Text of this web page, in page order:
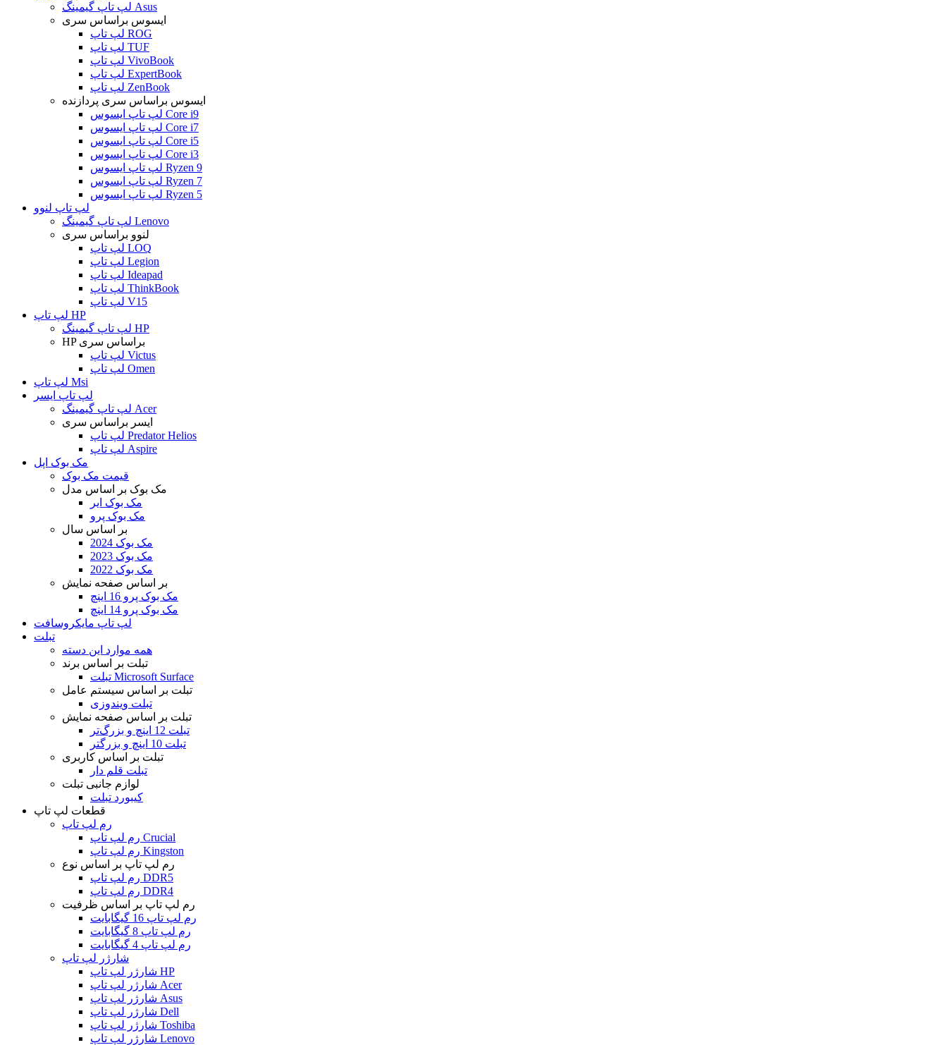
لپ تاپ گیمینگ Asus
ایسوس براساس سری
لپ تاپ ROG
لپ تاپ TUF
لپ تاپ VivoBook
لپ تاپ ExpertBook
لپ تاپ ZenBook
ایسوس براساس سری پردازنده
لپ تاپ ایسوس Core i9
لپ تاپ ایسوس Core i7
لپ تاپ ایسوس Core i5
لپ تاپ ایسوس Core i3
لپ تاپ ایسوس Ryzen 9
لپ تاپ ایسوس Ryzen 7
لپ تاپ ایسوس Ryzen 5
لپ تاپ لنوو
لپ تاپ گیمینگ Lenovo
لنوو براساس سری
لپ تاپ LOQ
لپ تاپ Legion
لپ تاپ Ideapad
لپ تاپ ThinkBook
لپ تاپ V15
لپ تاپ HP
لپ تاپ گیمینگ HP
HP براساس سری
لپ تاپ Victus
لپ تاپ Omen
لپ تاپ Msi
لپ تاپ ایسر
لپ تاپ گیمینگ Acer
ایسر براساس سری
لپ تاپ Predator Helios
لپ تاپ Aspire
مک بوک اپل
قیمت مک بوک
مک بوک بر اساس مدل
مک بوک ایر
مک بوک پرو
بر اساس سال
مک بوک 2024
مک بوک 2023
مک بوک 2022
بر اساس صفحه نمایش
مک بوک پرو 16 اینچ
مک بوک پرو 14 اینچ
لپ تاپ مایکروسافت
تبلت
همه موارد این دسته
تبلت بر اساس برند
تبلت Microsoft Surface
تبلت بر اساس سیستم عامل
تبلت ویندوزی
تبلت بر اساس صفحه نمایش
تبلت 12 اینچ و بزرگ‌تر
تبلت 10 اینچ و بزرگتر
تبلت بر اساس کاربری
تبلت قلم دار
لوازم جانبی تبلت
کیبورد تبلت
قطعات لپ تاپ
رم لپ تاپ
رم لپ تاپ Crucial
رم لپ تاپ Kingston
رم لپ تاپ بر اساس نوع
رم لپ تاپ DDR5
رم لپ تاپ DDR4
رم لپ تاپ بر اساس ظرفیت
رم لپ تاپ 16 گیگابایت
رم لپ تاپ 8 گیگابایت
رم لپ تاپ 4 گیگابایت
شارژر لپ تاپ
شارژر لپ تاپ HP
شارژر لپ تاپ Acer
شارژر لپ تاپ Asus
شارژر لپ تاپ Dell
شارژر لپ تاپ Toshiba
شارژر لپ تاپ Lenovo